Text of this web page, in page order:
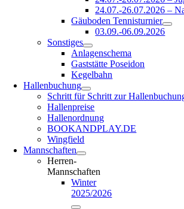
24.07.-26.07.2026 –
Gäuboden Tennisturnier
03.09.-06.09.2026
Sonstiges
Anlagenschema
Gaststätte Poseidon
Kegelbahn
Hallenbuchung
Schritt für Schritt zur
Hallenpreise
Hallenordnung
BOOKANDPLAY.DE
Wingfield
Mannschaften
Herren-
Mannschaften
Winter
2025/2026